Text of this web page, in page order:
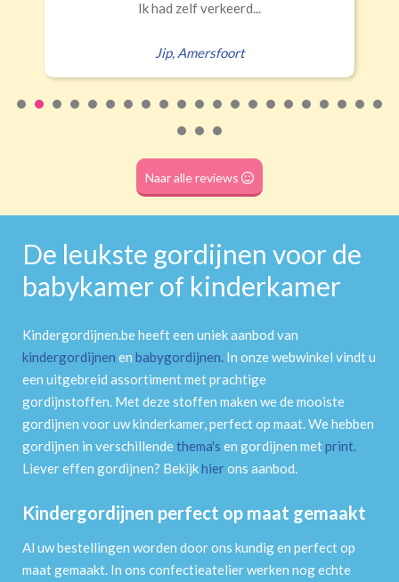
Ik had zelf verkeerd...
Jip, Amersfoort
Naar alle reviews
De leukste gordijnen voor de
babykamer of kinderkamer
Kindergordijnen.be heeft een uniek aanbod van
kindergordijnen en babygordijnen In onze webwinkel vindt u
een uitgebreid assortiment met prachtige
gordijnstoffen. Met deze stoffen maken we de mooiste
gordijnen voor uw kinderkamer, perfect op maat. We hebben
gordijnen in verschillendethema's en gordijnen metprint
Liever effen gordijnen? Bekijkhierons aanbod.
Kindergordijnen perfect op maat gemaakt
Al uw bestellingen worden door ons kundig en perfect op
maat gemaakt. In ons confectieatelier werken nog echte